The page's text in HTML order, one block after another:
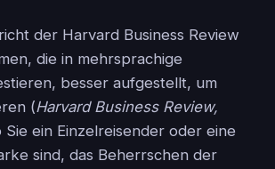
der Harvard Business Review
die in mehrsprachige
besser aufgestellt, um
(Harvard Business Review,
Sie ein Einzelreisender oder eine
sind, das Beherrschen der